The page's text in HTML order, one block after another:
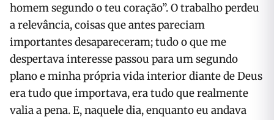
homem segundo o teu coração”. O trabalho perdeu
a relevância, coisas que antes pareciam
importantes desapareceram; tudo o que me
despertava interesse passou para um segundo
plano e minha própria vida interior diante de Deus
era tudo que importava, era tudo que realmente
valia a pena. E, naquele dia, enquanto eu andava